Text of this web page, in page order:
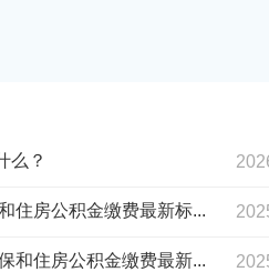
么？
住房公积金缴费最新标...
和住房公积金缴费最新...